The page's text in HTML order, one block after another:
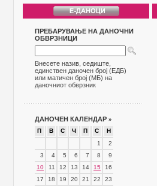
ПРЕБАРУВАЊЕ НА ДАНОЧНИ
ОБВРЗНИЦИ
Внесете назив, седиште,
единствен даночен број (ЕДБ)
или матичен број (МБ) на
даночниот обврзник
ДАНОЧЕН КАЛЕНДАР »
П В С Ч П С
Н
1
2
3
4 5 6 7 8
9
10
11 12 13 14 15
16
17
18 19 20 21 22
23